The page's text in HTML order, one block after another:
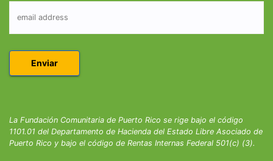
La Fundación Comunitaria de Puerto Rico se rige bajo el código
1101.01 del Departamento de Hacienda del Estado Libre Asociado de
Puerto Rico y bajo el código de Rentas Internas Federal 501(c) (3).